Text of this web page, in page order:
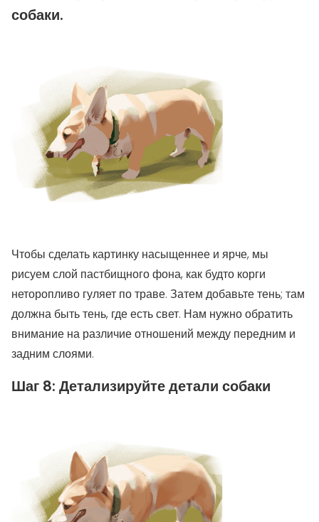
собаки.
Чтобы сделать картинку насыщеннее и ярче, мы
рисуем слой пастбищного фона, как будто корги
неторопливо гуляет по траве. Затем добавьте тень; там
должна быть тень, где есть свет. Нам нужно обратить
внимание на различие отношений между передним и
задним слоями.
Шаг 8: Детализируйте детали собаки